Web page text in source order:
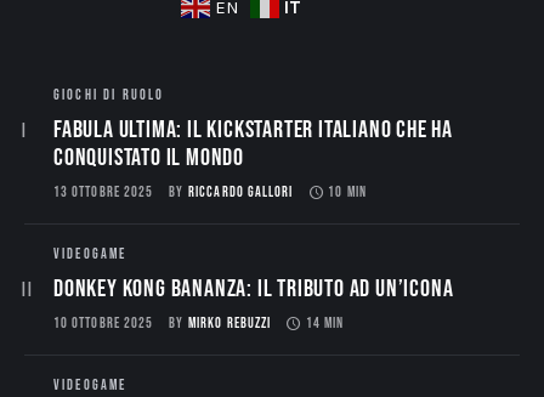
EN IT
GIOCHI DI RUOLO
Fabula Ultima: il Kickstarter italiano che ha
conquistato il mondo
13 OTTOBRE 2025 BY RICCARDO GALLORI 10 MIN
VIDEOGAME
Donkey Kong Bananza: Il Tributo ad un’Icona
10 OTTOBRE 2025 BY MIRKO REBUZZI 14 MIN
VIDEOGAME